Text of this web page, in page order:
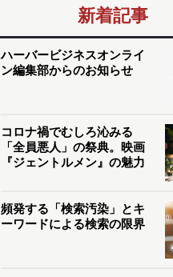
新着記事
ハーバービジネスオンライ
ン編集部からのお知らせ
コロナ禍でむしろ沁みる
「全員悪人」の祭典。映画
『ジェントルメン』の魅力
頻発する「検索汚染」とキ
ーワードによる検索の限界